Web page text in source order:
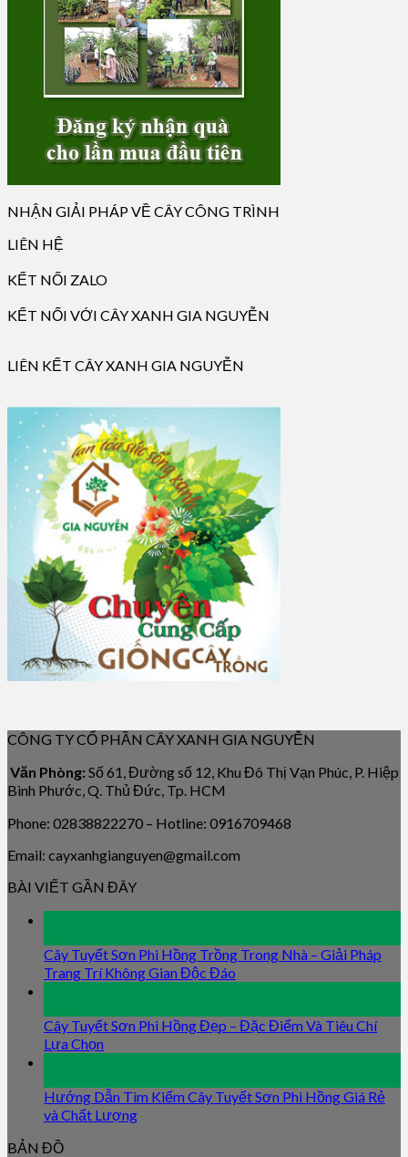
NHẬN GIẢI PHÁP VỀ CÂY CÔNG TRÌNH
LIÊN HỆ
KẾT NỐI ZALO
KẾT NỐI VỚI CÂY XANH GIA NGUYỄN
LIÊN KẾT CÂY XANH GIA NGUYỄN
CÔNG TY CỔ PHẦN CÂY XANH GIA NGUYỄN
Văn Phòng: Số 61, Đường số 12, Khu Đô Thị Vạn Phúc, P. Hiệp
Bình Phước, Q. Thủ Đức, Tp. HCM
Phone: 02838822270 – Hotline: 0916709468
Email: cayxanhgianguyen@gmail.com
BÀI VIẾT GẦN ĐÂY
Cây Tuyết Sơn Phi Hồng Trồng Trong Nhà – Giải Pháp
Trang Trí Không Gian Độc Đáo
Cây Tuyết Sơn Phi Hồng Đẹp – Đặc Điểm Và Tiêu Chí
Lựa Chọn
Hướng Dẫn Tìm Kiếm Cây Tuyết Sơn Phi Hồng Giá Rẻ
và Chất Lượng
BẢN ĐỒ